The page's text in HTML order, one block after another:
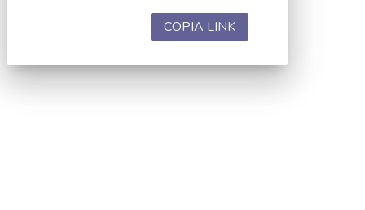
COPIA LINK